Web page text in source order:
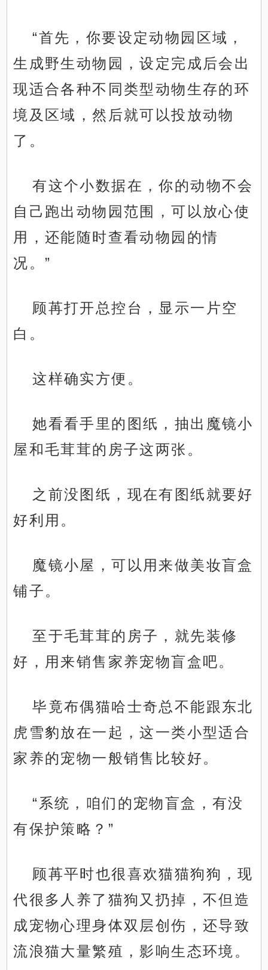
“首先，你要设定动物园区域，
生成野生动物园，设定完成后会出
现适合各种不同类型动物生存的环
境及区域，然后就可以投放动物
了。
有这个小数据在，你的动物不会
自己跑出动物园范围，可以放心使
用，还能随时查看动物园的情
况。”
顾苒打开总控台，显示一片空
白。
这样确实方便。
她看看手里的图纸，抽出魔镜小
屋和毛茸茸的房子这两张。
之前没图纸，现在有图纸就要好
好利用。
魔镜小屋，可以用来做美妆盲盒
铺子。
至于毛茸茸的房子，就先装修
好，用来销售家养宠物盲盒吧。
毕竟布偶猫哈士奇总不能跟东北
虎雪豹放在一起，这一类小型适合
家养的宠物一般销售比较好。
“系统，咱们的宠物盲盒，有没
有保护策略？”
顾苒平时也很喜欢猫猫狗狗，现
代很多人养了猫狗又扔掉，不但造
成宠物心理身体双层创伤，还导致
流浪猫大量繁殖，影响生态环境。